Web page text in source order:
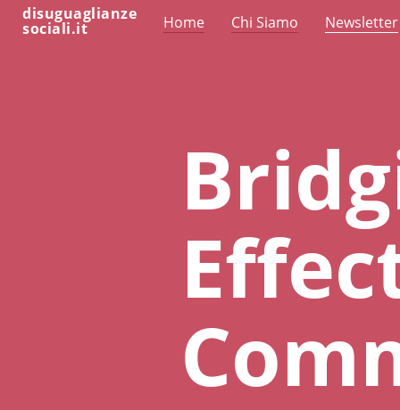
disuguaglianze
sociali.it Home Chi Siamo Newsletter